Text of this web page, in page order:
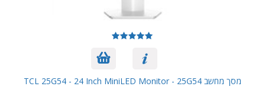
מסך מחשב TCL 25G54 - 24 Inch MiniLED Monitor - 25G54